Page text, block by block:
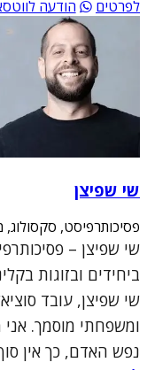
לפרטים
הודעה
שי שפיצן
פסיכותרפיסט, סקסולוג,
ביחידים ובזוגות
ומשפחתי מוסמך. אני
נפש האדם, כך אין